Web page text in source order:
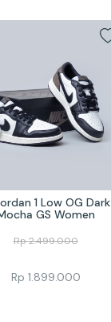
1 Low OG Dark
GS Women
Rp2.499.000
Rp 1.899.000